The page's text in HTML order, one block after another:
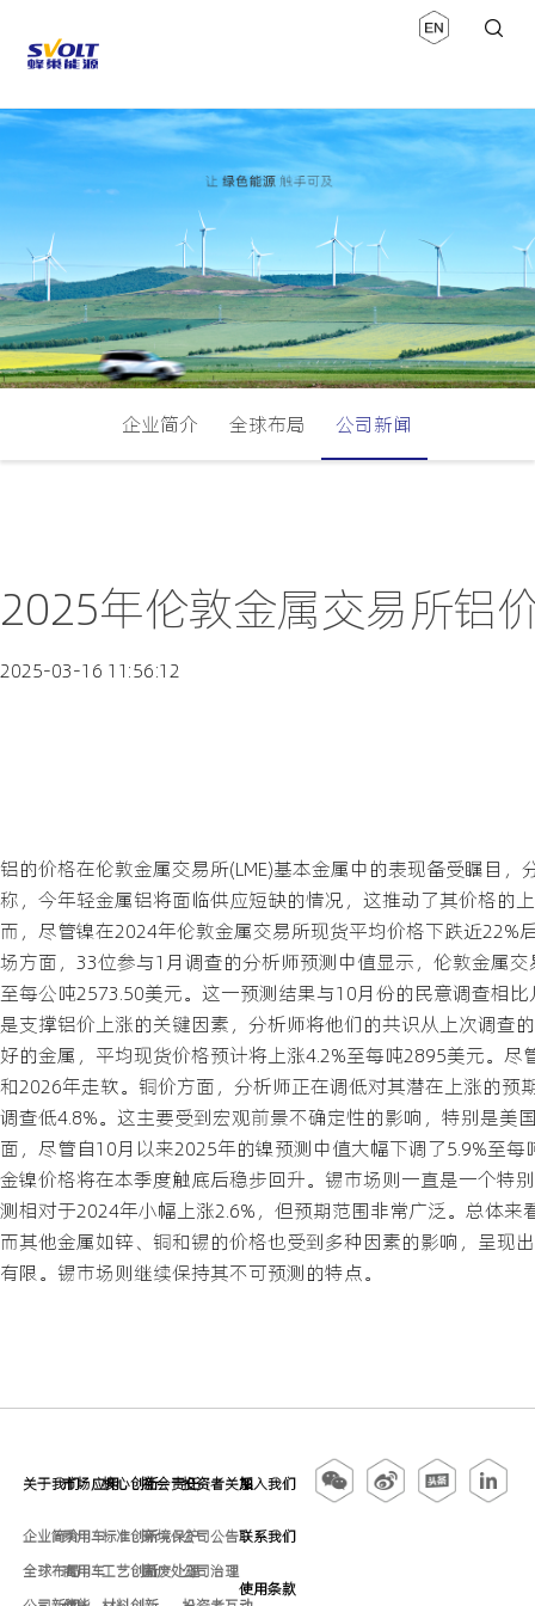
企业简介 全球布局 公司新闻
2025年伦敦金属交易所铝
2025-03-16 11:56:12
铝的价格在伦敦金属交易所(LME)基本金属中的表现备受瞩目
称，今年轻金属铝将面临供应短缺的情况，这推动了其价格的
而，尽管镍在2024年伦敦金属交易所现货平均价格下跌近
场方面，33位参与1月调查的分析师预测中值显示，伦敦金属
至每公吨2573.50美元。这一预测结果与10月份的民意调查相
是支撑铝价上涨的关键因素，分析师将他们的共识从上次调查
好的金属，平均现货价格预计将上涨4.2%至每吨2895美元。
和2026年走软。铜价方面，分析师正在调低对其潜在上涨的
调查低4.8%。这主要受到宏观前景不确定性的影响，特别是
面，尽管自10月以来2025年的镍预测中值大幅下调了5.9%至
金镍价格将在本季度触底后稳步回升。锡市场则一直是一个特
测相对于2024年小幅上涨2.6%，但预期范围非常广泛。总体
而其他金属如锌、铜和锡的价格也受到多种因素的影响，呈现
有限。锡市场则继续保持其不可预测的特点。
关于我们
企业简介
全球布局
市场应用
乘用车
商用车
核心创新
标准创新
工艺创新
社会责任
环境保护
固废处理
投资者关系
公司公告
公司治理
加入我们
联系我们
使用条款